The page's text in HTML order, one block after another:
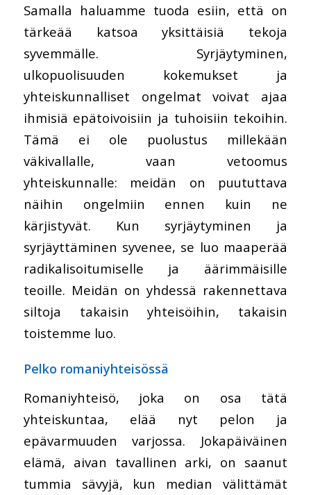
Samalla haluamme tuoda esiin, että on
tärkeää katsoa yksittäisiä tekoja
syvemmälle. Syrjäytyminen,
ulkopuolisuuden kokemukset ja
yhteiskunnalliset ongelmat voivat ajaa
ihmisiä epätoivoisiin ja tuhoisiin tekoihin.
Tämä ei ole puolustus millekään
väkivallalle, vaan vetoomus
yhteiskunnalle: meidän on puututtava
näihin ongelmiin ennen kuin ne
kärjistyvät. Kun syrjäytyminen ja
syrjäyttäminen syvenee, se luo maaperää
radikalisoitumiselle ja äärimmäisille
teoille. Meidän on yhdessä rakennettava
siltoja takaisin yhteisöihin, takaisin
toistemme luo.
Pelko romaniyhteisössä
Romaniyhteisö, joka on osa tätä
yhteiskuntaa, elää nyt pelon ja
epävarmuuden varjossa. Jokapäiväinen
elämä, aivan tavallinen arki, on saanut
tummia sävyjä, kun median välittämät